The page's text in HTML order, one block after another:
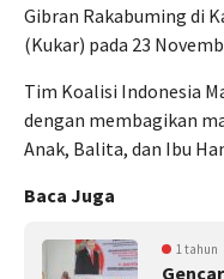
Gibran Rakabuming di
(Kukar) pada 23
Tim Koalisi Indonesia
dengan membagikan
Anak, Balita, dan Ibu
Baca Juga
1 tahun